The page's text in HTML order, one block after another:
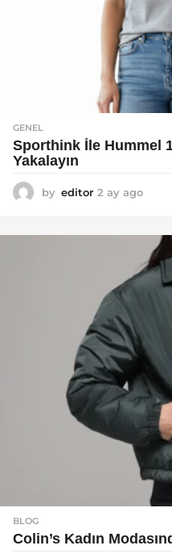
GENEL
Sporthink İle Hummel 1
Yakalayın
by editor 2 ay ago
a
g
o
BLOG
Colin’s Kadın